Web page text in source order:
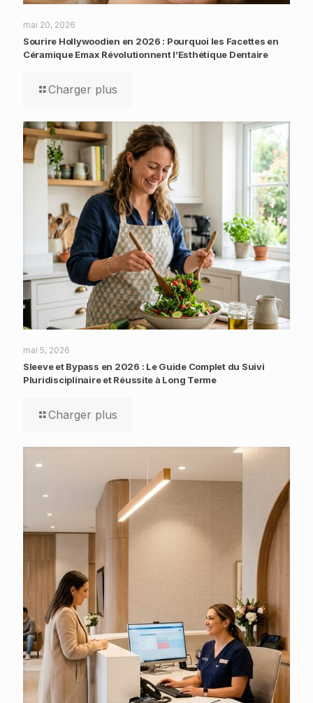
mai 20, 2026
Sourire Hollywoodien en 2026 : Pourquoi les Facettes en
Céramique Emax Révolutionnent l’Esthétique Dentaire
Charger plus
mai 5, 2026
Sleeve et Bypass en 2026 : Le Guide Complet du Suivi
Pluridisciplinaire et Réussite à Long Terme
Charger plus